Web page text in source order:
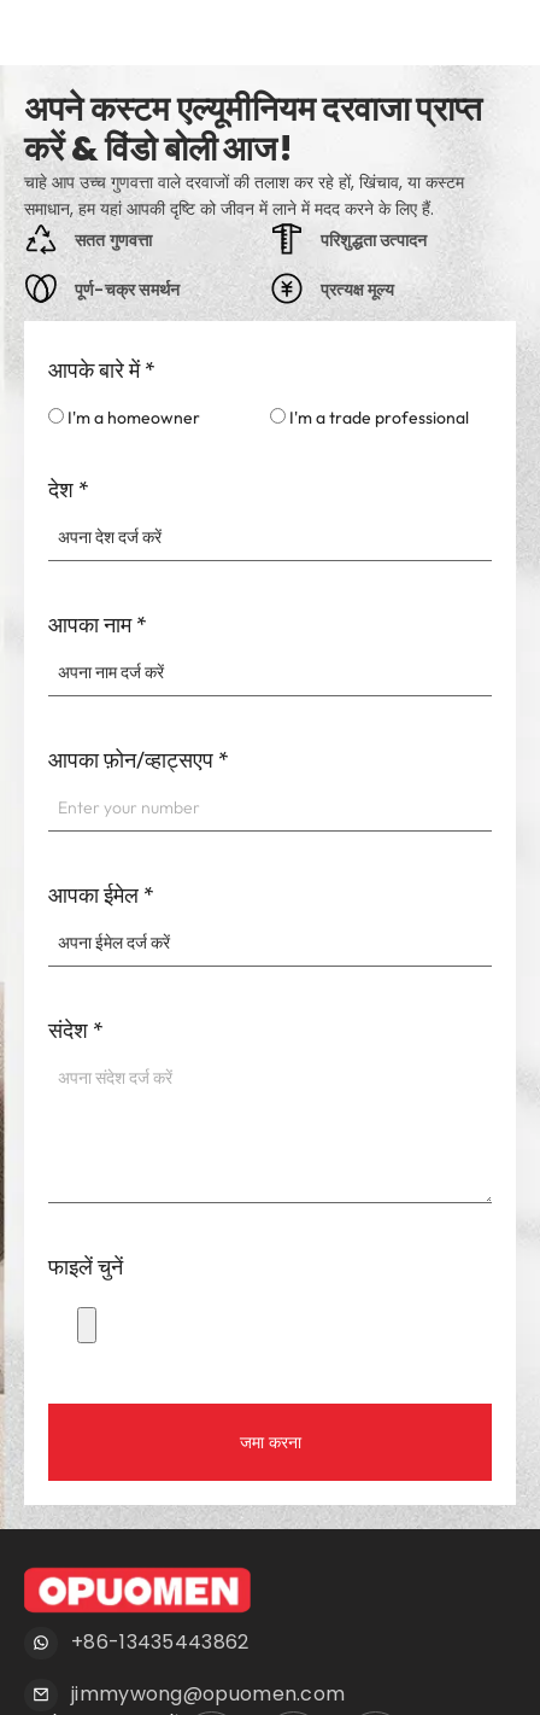
अपने कस्टम एल्यूमीनियम दरवाजा प्राप्त
करें & विंडो बोली आज!
चाहे आप उच्च गुणवत्ता वाले दरवाजों की तलाश कर रहे हों, खिंचाव, या कस्टम
समाधान, हम यहां आपकी दृष्टि को जीवन में लाने में मदद करने के लिए हैं.
सतत गुणवत्ता
पूर्ण-चक्र समर्थन
परिशुद्धता उत्पादन
प्रत्यक्ष मूल्य
आपके बारे में *
I'm a homeowner I'm a trade professional
देश *
आपका नाम *
आपका फ़ोन/व्हाट्सएप *
आपका ईमेल *
संदेश *
फाइलें चुनें
जमा करना
+86-13435443862
jimmywong@opuomen.com